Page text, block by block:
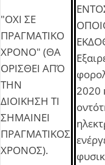
"ΟΧΙ ΣΕ
ΠΡΑΓΜΑΤΙΚΟ
ΧΡΟΝΟ" (ΘΑ
ΟΡΙΣΘΕΙ ΑΠΌ
ΤΗΝ
ΔΙΟΙΚΗΣΗ ΤΙ
ΣΗΜΑΙΝΕΙ
ΠΡΑΓΜΑΤΙΚΟΣ
ΧΡΟΝΟΣ).
2020